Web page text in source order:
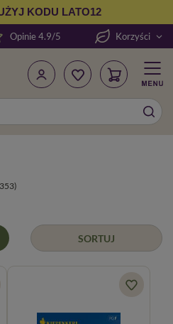
KODU LATO12
Opinie 4.9/5 Korzyści
353)
SORTUJ